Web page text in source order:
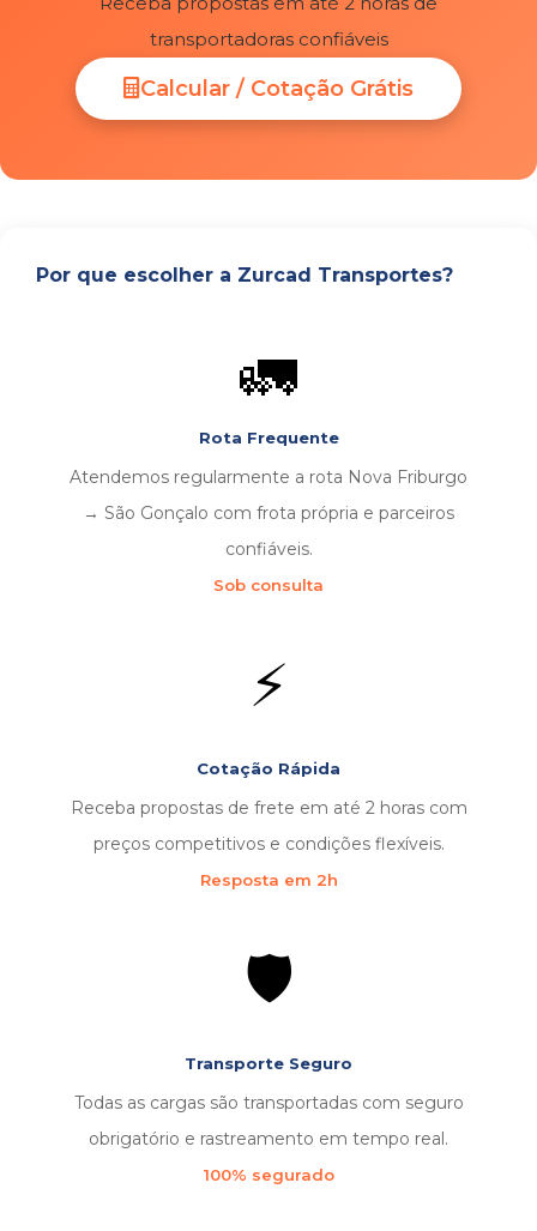
transportadoras confiáveis
Calcular / Cotação Grátis
Por que escolher a Zurcad Transportes?
🚛
Rota Frequente
Atendemos regularmente a rota Nova Friburgo
→ São Gonçalo com frota própria e parceiros
confiáveis.
Sob consulta
⚡
Cotação Rápida
Receba propostas de frete em até 2 horas com
preços competitivos e condições flexíveis.
Resposta em 2h
🛡️
Transporte Seguro
Todas as cargas são transportadas com seguro
obrigatório e rastreamento em tempo real.
100% segurado